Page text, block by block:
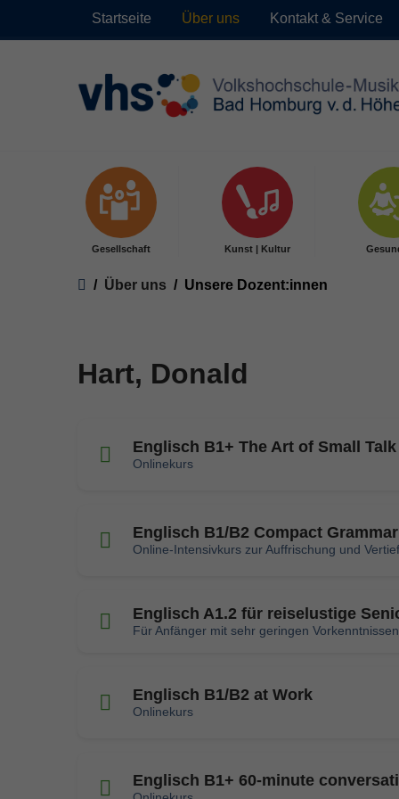
Startseite Über uns Kontakt & Service
Gesellschaft Kunst | Kultur
You are here:
Über uns Unsere Dozent:innen
Hart, Donald
Englisch B1+ The Art of Small Talk
Onlinekurs
Englisch B1/B2 Compact
Online-Intensivkurs zur Auffrischung und
Englisch A1.2 für reiselustige
Für Anfänger mit sehr geringen Vorkenntnissen
Englisch B1/B2 at Work
Onlinekurs
Englisch B1+ 60-minute